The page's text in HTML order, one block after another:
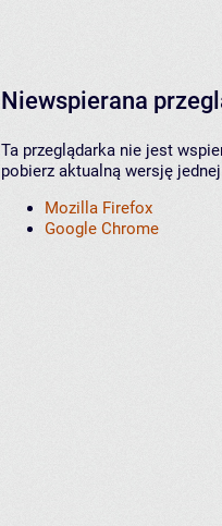
Niewspierana
Ta przeglądarka nie jest
pobierz aktualną wersję
Mozilla Firefox
Google Chrome